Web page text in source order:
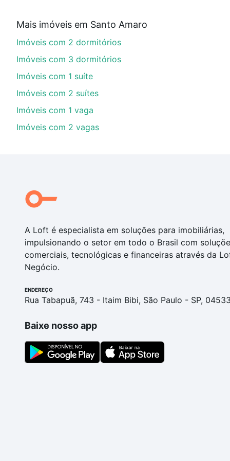
Aqui na Loft temos a oferta ideal para você, com
imobiliário as parcelas podem se adequar ao seu
custa comprar um apartamento
Mais imóveis em Santo Amaro
Imóveis com 2 dormitórios
Imóveis com 3 dormitórios
Imóveis com 1 suíte
Imóveis com 2 suítes
Imóveis com 1 vaga
Imóveis com 2 vagas
A Loft é especialista em soluções para imobiliárias,
impulsionando o setor em todo o Brasil com
comerciais, tecnológicas e financeiras através da
Negócio.
ENDEREÇO
Rua Tabapuã, 743 - Itaim Bibi, São Paulo - SP,
Baixe nosso app